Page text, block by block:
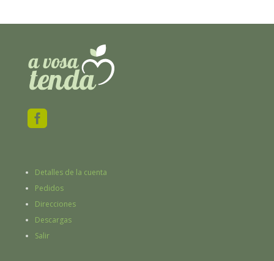

Detalles de la cuenta
Pedidos
Direcciones
Descargas
Salir